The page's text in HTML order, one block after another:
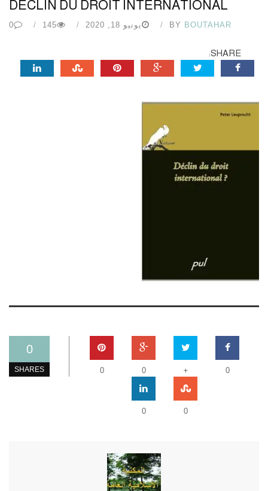
DÉCLIN DU DROIT INTERNATIONAL
BY BOUTAHAR يونيو 18, 2020 145
0
SHARE:
0
SHARES 0
+
0
0
0
0